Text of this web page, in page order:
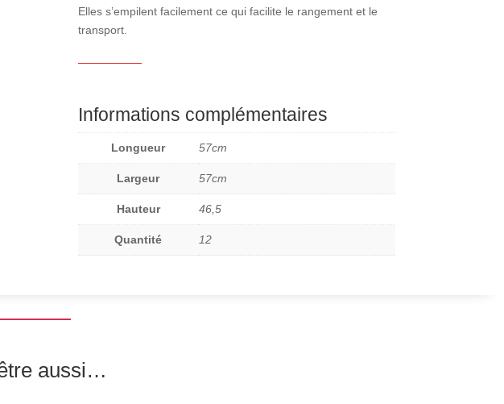
Elles s’empilent facilement ce qui facilite le rangement et le
transport.
Informations complémentaires
Longueur 57cm
Largeur 57cm
Hauteur 46,5
Quantité 12
aussi…